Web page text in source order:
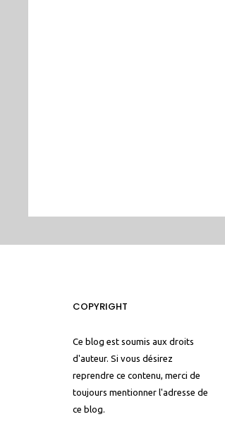
COPYRIGHT
Ce blog est soumis aux droits
d'auteur. Si vous désirez
reprendre ce contenu, merci de
toujours mentionner l'adresse de
ce blog.